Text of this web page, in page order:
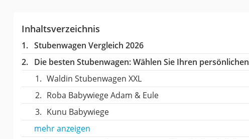
Inhaltsverzeichnis
Stubenwagen Vergleich 2026
Die besten Stubenwagen:Wählen Sie Ihren
Waldin Stubenwagen XXL
Roba Babywiege Adam & Eule
Kunu Babywiege
mehr anzeigen